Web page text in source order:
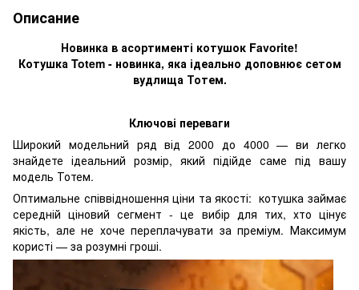
Описание
Новинка в асортименті котушок Favorite!
Котушка Totem - новинка, яка ідеально доповнює сетом
вудлища Тотем.
Ключові переваги
Широкий модельний ряд від 2000 до 4000 — ви легко
знайдете ідеальний розмір, який підійде саме під вашу
модель Тотем.
Оптимальне співвідношення ціни та якості: котушка займає
середній ціновий сегмент - це вибір для тих, хто цінує
якість, але не хоче переплачувати за преміум. Максимум
користі — за розумні гроші.